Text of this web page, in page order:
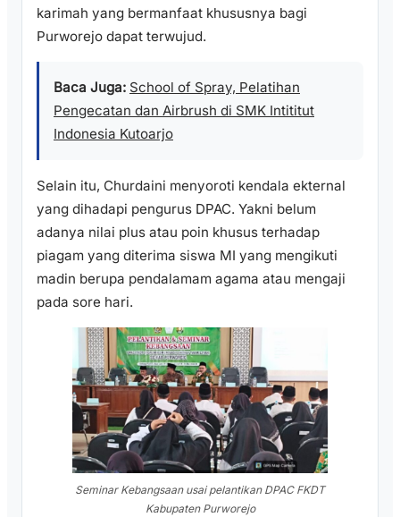
karimah yang bermanfaat khususnya bagi
Purworejo dapat terwujud.
Baca Juga: School of Spray, Pelatihan
Pengecatan dan Airbrush di SMK Intititut
Indonesia Kutoarjo
Selain itu, Churdaini menyoroti kendala ekternal
yang dihadapi pengurus DPAC. Yakni belum
adanya nilai plus atau poin khusus terhadap
piagam yang diterima siswa MI yang mengikuti
madin berupa pendalamam agama atau mengaji
pada sore hari.
Seminar Kebangsaan usai pelantikan DPAC FKDT
Kabupaten Purworejo